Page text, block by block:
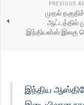
PREVIOUS
முதல் தகுதிச்
ஆட்டத்தில்
இந்தியன்ஸ் இலகு
இந்திய